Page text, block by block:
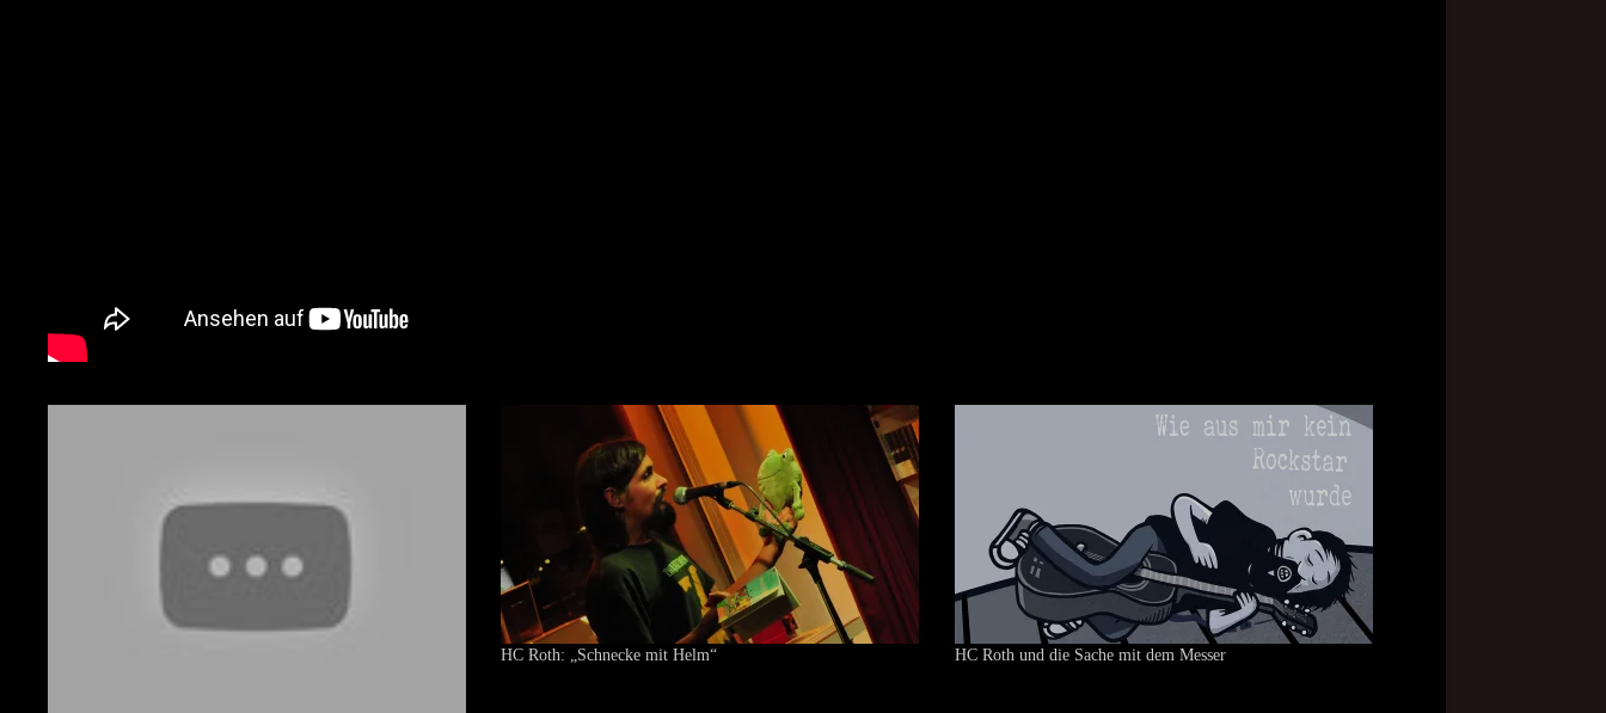
HC Roth: „Schnecke mit Helm“ HC Roth und die Sache mit dem Messer